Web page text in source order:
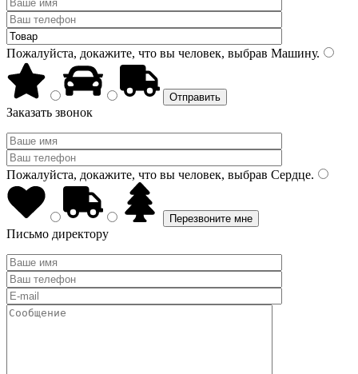
Пожалуйста, докажите, что вы человек, выбрав Машину.
Заказать звонок
Пожалуйста, докажите, что вы человек, выбрав Сердце.
Письмо директору